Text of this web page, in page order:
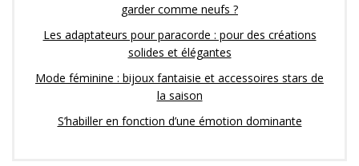
garder comme neufs ?
Les adaptateurs pour paracorde : pour des créations
solides et élégantes
Mode féminine : bijoux fantaisie et accessoires stars de
la saison
S’habiller en fonction d’une émotion dominante